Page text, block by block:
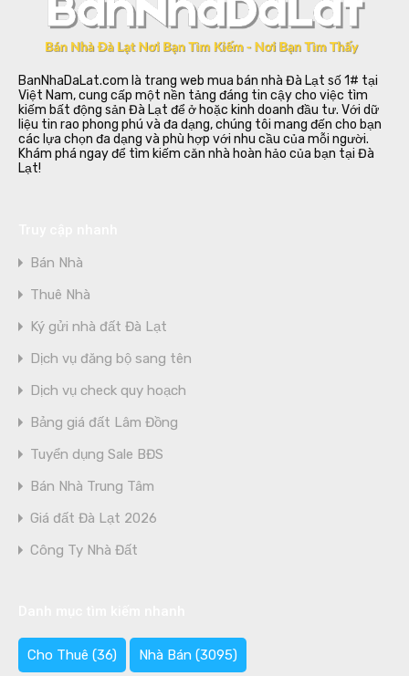
BanNhaDaLat.com là trang web mua bán nhà Đà Lạt số 1# tại
Việt Nam, cung cấp một nền tảng đáng tin cậy cho việc tìm
kiếm bất động sản Đà Lạt để ở hoặc kinh doanh đầu tư. Với dữ
liệu tin rao phong phú và đa dạng, chúng tôi mang đến cho bạn
các lựa chọn đa dạng và phù hợp với nhu cầu của mỗi người.
Khám phá ngay để tìm kiếm căn nhà hoàn hảo của bạn tại Đà
Lạt!
Bán Nhà
Thuê Nhà
Ký gửi nhà đất Đà Lạt
Dịch vụ đăng bộ sang tên
Dịch vụ check quy hoạch
Bảng giá đất Lâm Đồng
Tuyển dụng Sale BĐS
Bán Nhà Trung Tâm
Giá đất Đà Lạt 2026
Công Ty Nhà Đất
Cho Thuê (36) Nhà Bán (3095)